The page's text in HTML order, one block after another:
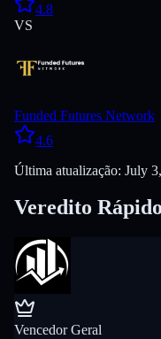
4.8
VS
Funded Futures Network
4.6
Última atualização: July
Veredito Rápido
Vencedor Geral